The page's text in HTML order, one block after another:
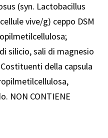
(syn. Lactobacillus
vive/g) ceppo DSM
silicio, sali di magnesio
della capsula
NON CONTIENE